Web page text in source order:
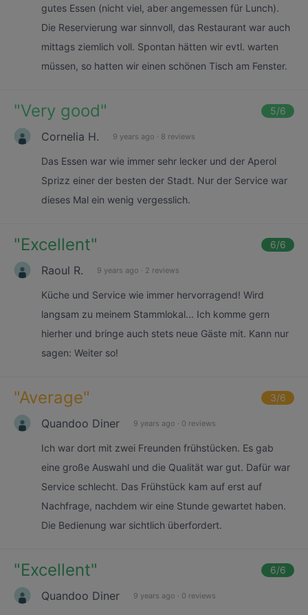
gutes Essen (nicht viel, aber angemessen für Lunch).
Die Reservierung war sinnvoll, das Restaurant war auch
mittags ziemlich voll. Spontan hätten wir evtl. warten
müssen, so hatten wir einen schönen Tisch am Fenster.
"Very good" 5/6
Cornelia H. 9 years ago · 8 reviews
Das Essen war wie immer sehr lecker und der Aperol
Sprizz einer der besten der Stadt. Nur der Service war
dieses Mal ein wenig vergesslich.
"Excellent" 6/6
Raoul R. 9 years ago · 2 reviews
Küche und Service wie immer hervorragend! Wird
langsam zu meinem Stammlokal... Ich komme gern
hierher und bringe auch stets neue Gäste mit. Kann nur
sagen: Weiter so!
"Average" 3/6
Quandoo Diner 9 years ago · 0 reviews
Ich war dort mit zwei Freunden frühstücken. Es gab
eine große Auswahl und die Qualität war gut. Dafür war
Service schlecht. Das Frühstück kam auf erst auf
Nachfrage, nachdem wir eine Stunde gewartet haben.
Die Bedienung war sichtlich überfordert.
"Excellent" 6/6
Quandoo Diner 9 years ago · 0 reviews